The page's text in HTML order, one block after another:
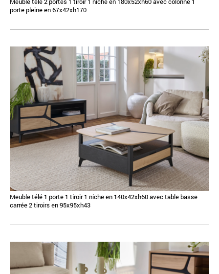
Meuble télé 2 portes 1 tiroir 1 niche en 180x52xh60 avec colonne 1
porte pleine en 67x42xh170
Meuble télé 1 porte 1 tiroir 1 niche en 140x42xh60 avec table basse
carrée 2 tiroirs en 95x95xh43